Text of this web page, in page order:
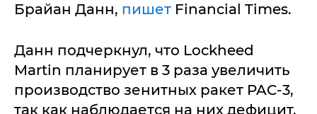
Брайан Данн, пишет Financial Times.
Данн подчеркнул, что Lockheed
Martin планирует в 3 раза увеличить
производство зенитных ракет PAC-3,
так как наблюдается на них дефицит,